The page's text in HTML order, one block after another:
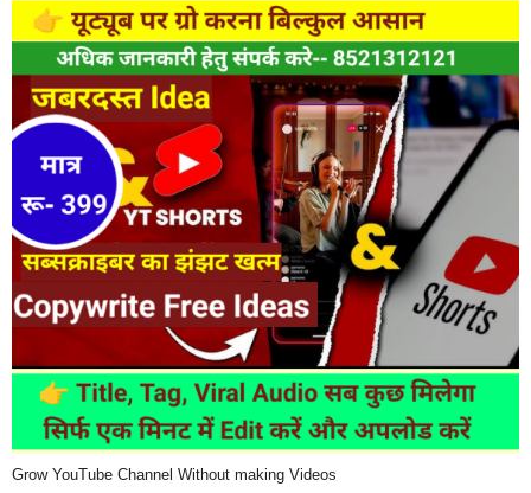
Grow YouTube Channel Without making Videos